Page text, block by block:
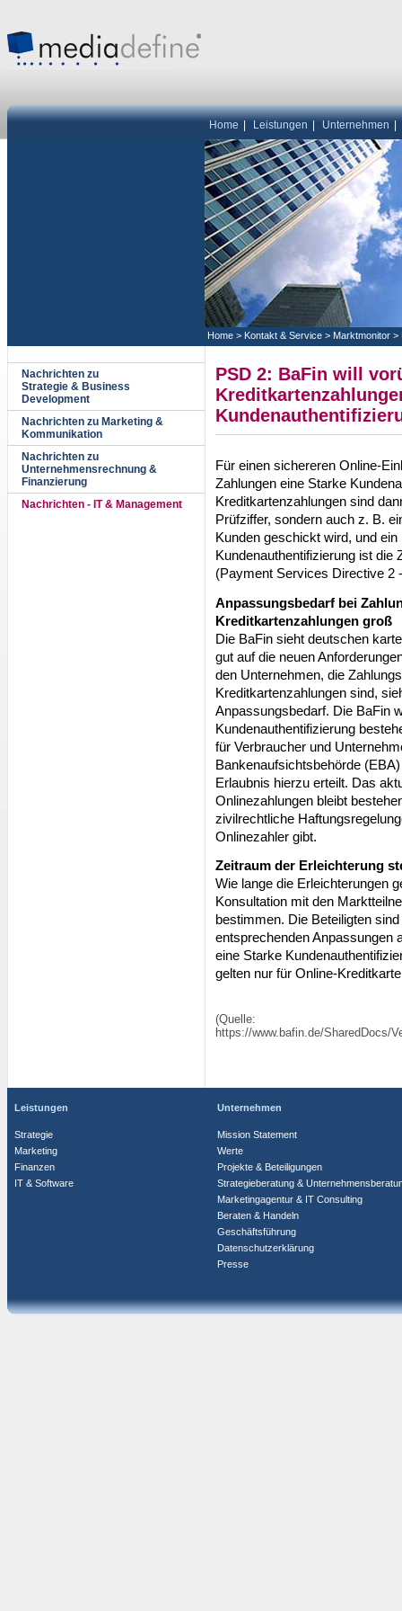
Home Leistungen Unternehmen
Home > Kontakt & Service > Marktmonitor >
Nachrichten zu
Strategie & Business
Development
Nachrichten zu Marketing &
Kommunikation
Nachrichten zu
Unternehmensrechnung &
Finanzierung
Nachrichten - IT & Management
PSD 2: BaFin will
Für einen sichereren Online-
Zahlungen eine Starke
Kreditkartenzahlungen sind
Prüfziffer, sondern auch z. B.
Kunden geschickt wird, und
Kundenauthentifizierung ist die
(Payment Services Directive 2
Anpassungsbedarf bei
Kreditkartenzahlungen groß
Die BaFin sieht deutschen
gut auf die neuen
den Unternehmen, die
Kreditkartenzahlungen sind,
Anpassungsbedarf. Die BaFin
Kundenauthentifizierung
für Verbraucher und
Bankenaufsichtsbehörde
Erlaubnis hierzu erteilt. Das
Onlinezahlungen bleibt
zivilrechtliche
Onlinezahler gibt.
Zeitraum der Erleichterung
Wie lange die Erleichterungen
Konsultation mit den
bestimmen. Die Beteiligten
entsprechenden Anpassungen
eine Starke
gelten nur für Online-
(Quelle:
https://www.bafin.de/SharedDocs/
Leistungen
Strategie
Marketing
Finanzen
IT & Software
Unternehmen
Mission Statement
Werte
Projekte & Beteiligungen
Strategieberatung &
Marketingagentur & IT Consulting
Beraten & Handeln
Geschäftsführung
Datenschutzerklärung
Presse